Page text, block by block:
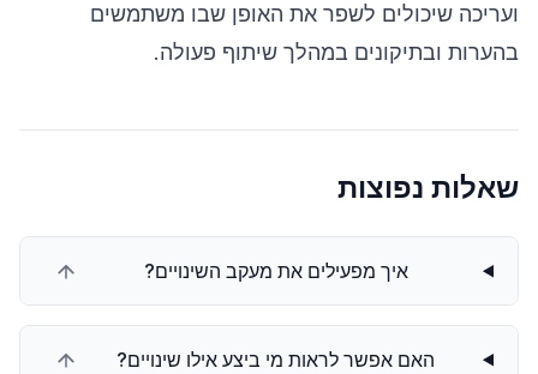
ועריכה שיכולים לשפר את האופן שבו משתמשים
בהערות ובתיקונים במהלך שיתוף פעולה.
שאלות נפוצות
איך מפעילים את מעקב השינויים?
האם אפשר לראות מי ביצע אילו שינויים?